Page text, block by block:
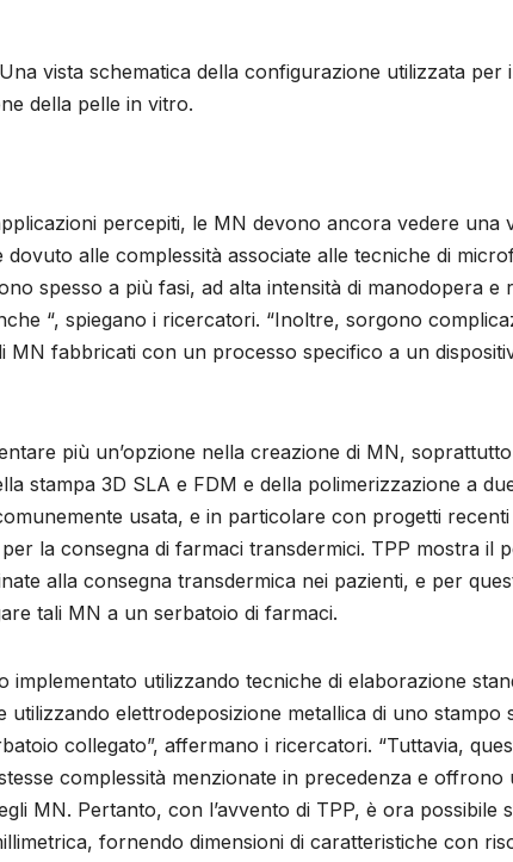
vista schematica della configurazione utilizzata per
della pelle in vitro.
percepiti, le MN devono ancora vedere una
alle complessità associate alle tecniche di
spesso a più fasi, ad alta intensità di manodopera e
“, spiegano i ricercatori. “Inoltre, sorgono
MN fabbricati con un processo specifico a un
più un’opzione nella creazione di MN,
stampa 3D SLA e FDM e della polimerizzazione a
usata, e in particolare con progetti
la consegna di farmaci transdermici. TPP mostra il
alla consegna transdermica nei pazienti, e per
tali MN a un serbatoio di farmaci.
implementato utilizzando tecniche di elaborazione
utilizzando elettrodeposizione metallica di uno stampo
collegato”, affermano i ricercatori. “Tuttavia,
complessità menzionate in precedenza e
MN. Pertanto, con l’avvento di TPP, è ora possibile
fornendo dimensioni di caratteristiche con